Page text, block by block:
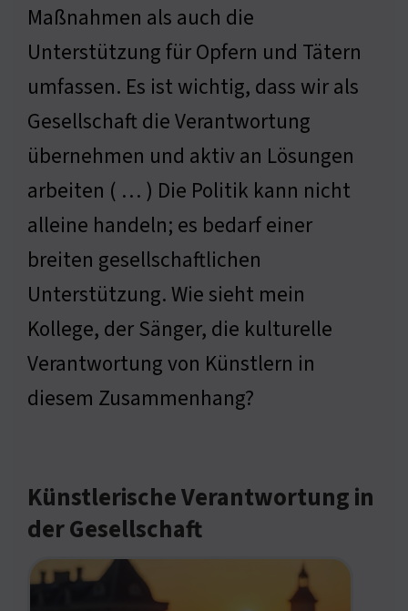
Maßnahmen als auch die
Unterstützung für Opfern und Tätern
umfassen. Es ist wichtig, dass wir als
Gesellschaft die Verantwortung
übernehmen und aktiv an Lösungen
arbeiten ( … ) Die Politik kann nicht
alleine handeln; es bedarf einer
breiten gesellschaftlichen
Unterstützung. Wie sieht mein
Kollege, der Sänger, die kulturelle
Verantwortung von Künstlern in
diesem Zusammenhang?
Künstlerische Verantwortung in
der Gesellschaft